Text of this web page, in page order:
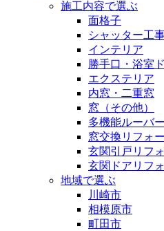
施工内容で選ぶ
面格子
シャッター工
インテリア
勝手口・浴室
エクステリア
内窓・二重窓
窓（その他）
多機能ルーバ
窓交換リフォ
玄関引戸リフ
玄関ドアリフ
地域で選ぶ
川崎市
相模原市
町田市